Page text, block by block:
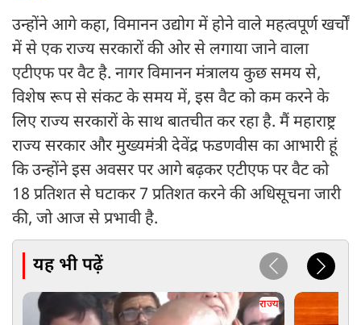
उन्होंने आगे कहा, विमानन उद्योग में होने वाले महत्वपूर्ण खर्चों
में से एक राज्य सरकारों की ओर से लगाया जाने वाला
एटीएफ पर वैट है. नागर विमानन मंत्रालय कुछ समय से,
विशेष रूप से संकट के समय में, इस वैट को कम करने के
लिए राज्य सरकारों के साथ बातचीत कर रहा है. मैं महाराष्ट्र
राज्य सरकार और मुख्यमंत्री देवेंद्र फडणवीस का आभारी हूं
कि उन्होंने इस अवसर पर आगे बढ़कर एटीएफ पर वैट को
18 प्रतिशत से घटाकर 7 प्रतिशत करने की अधिसूचना जारी
की, जो आज से प्रभावी है.
यह भी पढ़ें
राज्य